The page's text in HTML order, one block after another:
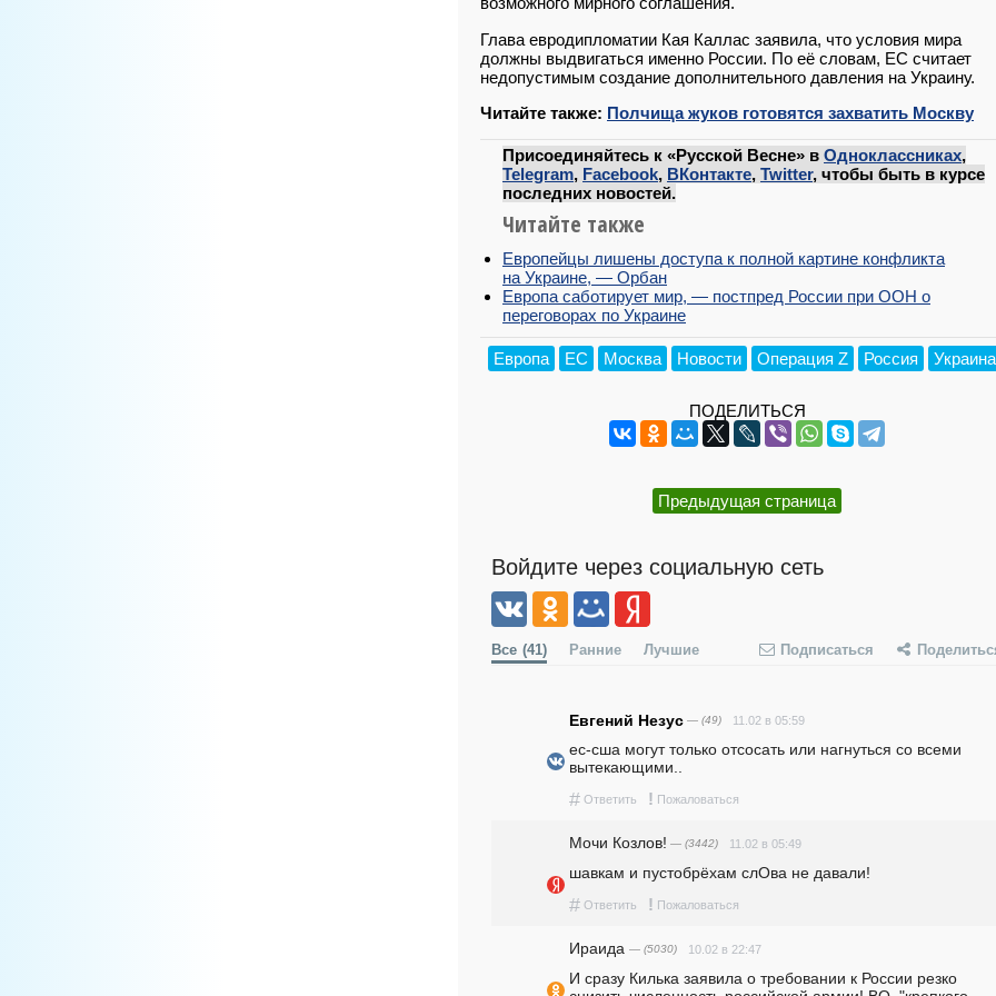
Глава евродипломатии Кая Каллас заявила, что условия мира
должны выдвигаться именно России. По её словам, ЕС считает
недопустимым создание дополнительного давления на Украину.
Читайте также: Полчища жуков готовятся захватить Москву
Присоединяйтесь к «Русской Весне» в Одноклассниках,
Telegram, Facebook, ВКонтакте, Twitter, чтобы быть в курсе
последних новостей.
Читайте также
Европейцы лишены доступа к полной картине конфликта
на Украине, — Орбан
Европа саботирует мир, — постпред России при ООН о
переговорах по Украине
Европа ЕС Москва Новости Операция Z Россия Украина
ПОДЕЛИТЬСЯ
Предыдущая страница
Войдите через социальную сеть
Все (41) Ранние Лучшие Подписаться
Евгений Незус — (49) 11.02 в 05:59
ес-сша могут только отсосать или нагнуться со всеми
вытекающими..
# Ответить ! Пожаловаться
Мочи Козлов! — (3442) 11.02 в 05:49
шавкам и пустобрёхам слОва не давали!
# Ответить ! Пожаловаться
Ираида — (5030) 10.02 в 22:47
И сразу Килька заявила о требовании к России резко